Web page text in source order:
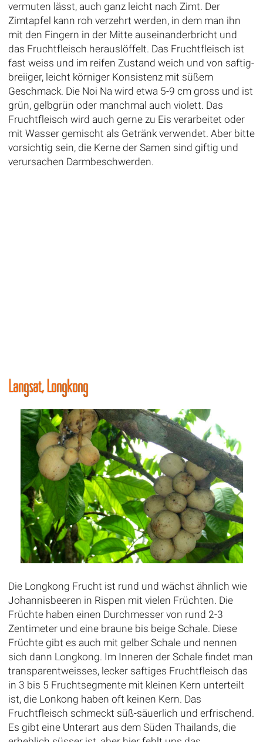
vermuten lässt, auch ganz leicht nach Zimt. Der
Zimtapfel kann roh verzehrt werden, in dem man ihn
mit den Fingern in der Mitte auseinanderbricht und
das Fruchtfleisch herauslöffelt. Das Fruchtfleisch ist
fast weiss und im reifen Zustand weich und von saftig-
breiiger, leicht körniger Konsistenz mit süßem
Geschmack. Die Noi Na wird etwa 5-9 cm gross und ist
grün, gelbgrün oder manchmal auch violett. Das
Fruchtfleisch wird auch gerne zu Eis verarbeitet oder
mit Wasser gemischt als Getränk verwendet. Aber bitte
vorsichtig sein, die Kerne der Samen sind giftig und
verursachen Darmbeschwerden.
Langsat, Longkong
Die Longkong Frucht ist rund und wächst ähnlich wie
Johannisbeeren in Rispen mit vielen Früchten. Die
Früchte haben einen Durchmesser von rund 2-3
Zentimeter und eine braune bis beige Schale. Diese
Früchte gibt es auch mit gelber Schale und nennen
sich dann Longkong. Im Inneren der Schale findet man
transparentweisses, lecker saftiges Fruchtfleisch das
in 3 bis 5 Fruchtsegmente mit kleinen Kern unterteilt
ist, die Lonkong haben oft keinen Kern. Das
Fruchtfleisch schmeckt süß-säuerlich und erfrischend.
Es gibt eine Unterart aus dem Süden Thailands, die